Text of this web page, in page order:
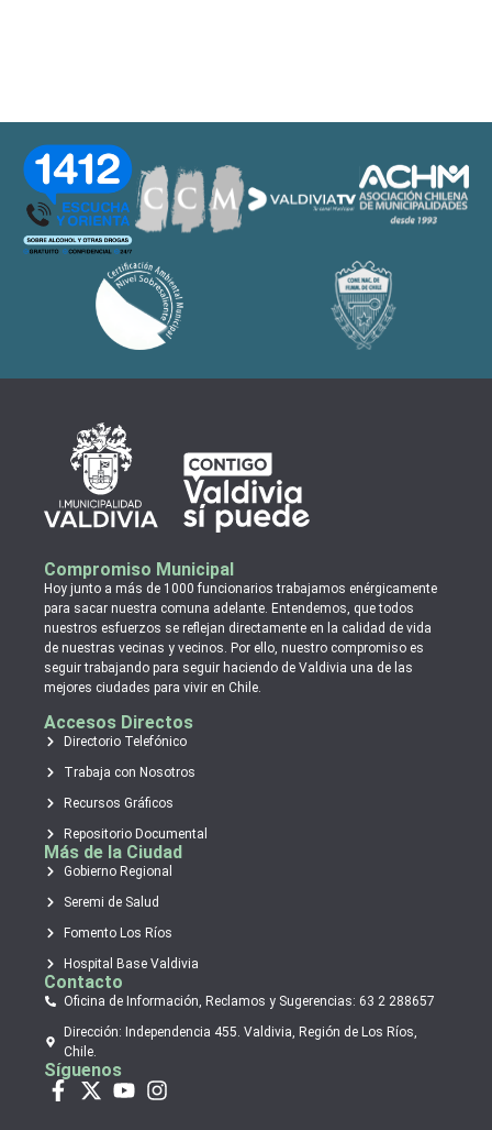
Compromiso Municipal
Hoy junto a más de 1000 funcionarios trabajamos enérgicamente
para sacar nuestra comuna adelante. Entendemos, que todos
nuestros esfuerzos se reflejan directamente en la calidad de vida
de nuestras vecinas y vecinos. Por ello, nuestro compromiso es
seguir trabajando para seguir haciendo de Valdivia una de las
mejores ciudades para vivir en Chile.
Accesos Directos
Directorio Telefónico
Trabaja con Nosotros
Recursos Gráficos
Repositorio Documental
Más de la Ciudad
Gobierno Regional
Seremi de Salud
Fomento Los Ríos
Hospital Base Valdivia
Contacto
Oficina de Información, Reclamos y Sugerencias: 63 2 288657
Dirección: Independencia 455. Valdivia, Región de Los Ríos,
Chile.
Síguenos